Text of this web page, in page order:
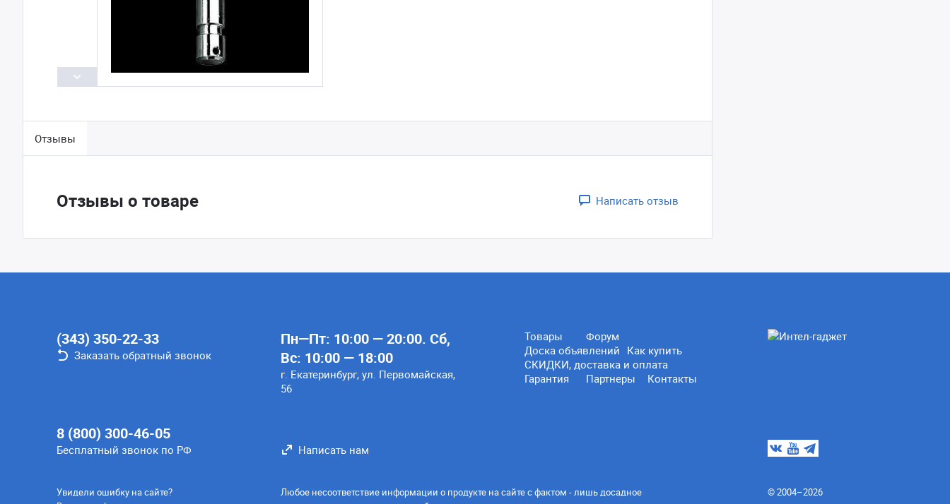
Отзывы
Отзывы о товаре Написать отзыв
(343) 350-22-33
Заказать обратный звонок
8 (800) 300-46-05
Бесплатный звонок по РФ
Пн—Пт: 10:00 — 20:00. Сб,
Вс: 10:00 — 18:00
г. Екатеринбург, ул. Первомайская,
56
Товары
Форум
Доска объявлений Как купить
СКИДКИ, доставка и оплата
Гарантия
Партнеры Контакты
Написать нам
Увидели ошибку на сайте?
Любое несоответствие информации о продукте на сайте с фактом - лишь досадное
© 2004–2026